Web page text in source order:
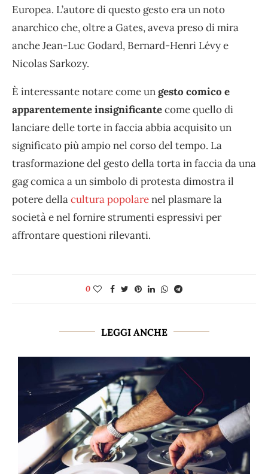
Europea. L’autore di questo gesto era un noto
anarchico che, oltre a Gates, aveva preso di mira
anche Jean-Luc Godard, Bernard-Henri Lévy e
Nicolas Sarkozy.
È interessante notare come ungesto comico e
apparentemente insignificantecome quello di
lanciare delle torte in faccia abbia acquisito un
significato più ampio nel corso del tempo. La
trasformazione del gesto della torta in faccia da una
gag comica a un simbolo di protesta dimostra il
potere dellacultura popolarenel plasmare la
società e nel fornire strumenti espressivi per
affrontare questioni rilevanti.
0
LEGGI ANCHE